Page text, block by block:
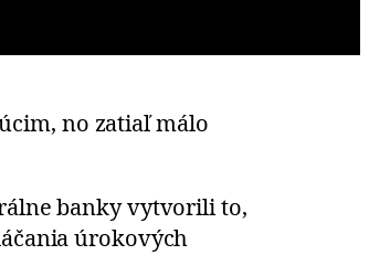
no zatiaľ málo
banky vytvorili to,
úrokových